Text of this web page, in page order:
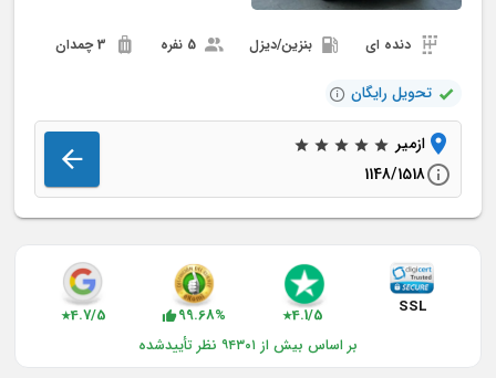
دنده ای بنزين/دیزل 5 نفره
تحویل رایگان
ازمیر
1148/1518
★4.7/5 99.68% ★4.1/5
SSL
بر اساس بیش از ۹۴۳۰۱ نظر تأییدشده